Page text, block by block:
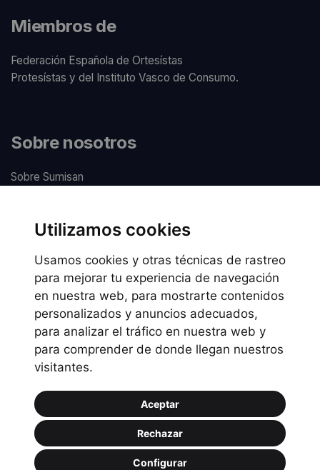
Utilizamos cookies
Usamos cookies y otras técnicas de rastreo
para mejorar tu experiencia de navegación
en nuestra web, para mostrarte contenidos
personalizados y anuncios adecuados,
para analizar el tráfico en nuestra web y
para comprender de donde llegan nuestros
visitantes.
Aceptar
Rechazar
Configurar
Miembros de
Federación Española de Ortesístas
Protesístas y del Instituto Vasco de Consumo.
Sobre nosotros
Sobre Sumisan
Información legal
Preguntas frecuentes
Política de Cookies
Política de privacidad
Política de uso